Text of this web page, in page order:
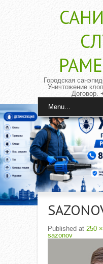
Городская
Уничтожение
Договор.
Menu...
Published at 250
sazonov